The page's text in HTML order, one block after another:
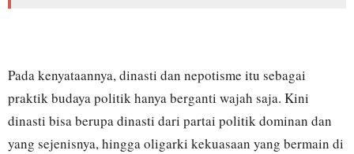
Pada kenyataannya, dinasti dan nepotisme itu sebagai
praktik budaya politik hanya berganti wajah saja. Kini
dinasti bisa berupa dinasti dari partai politik dominan dan
yang sejenisnya, hingga oligarki kekuasaan yang bermain di